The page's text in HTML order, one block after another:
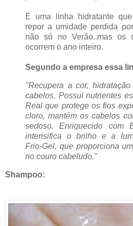
É uma linha hidratante
repor a umidade perdida
não só no Verão..mas os
ocorrem o ano inteiro.
Segundo a empresa essa
"Recupera a cor,
cabelos. Possui nutrientes
Real que protege os fios
cloro, mantém os cabelos
sedoso. Enriquecido com
intensifica o brilho e a
Frio-Gel, que proporciona
no couro cabeludo."
Shampoo: